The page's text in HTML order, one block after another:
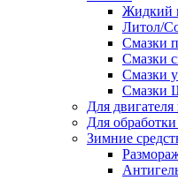
Жидкий
Литол/
Смазки
Смазки
Смазки
Смазки
Для
Для обработки
Зимние